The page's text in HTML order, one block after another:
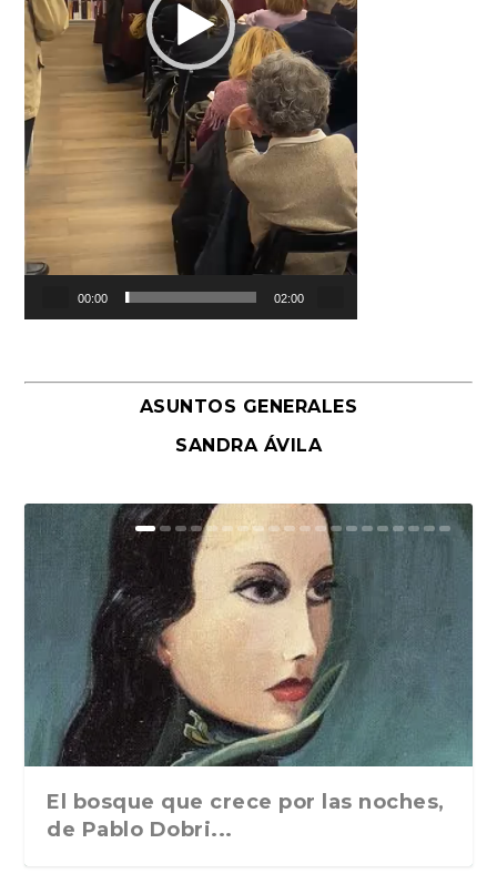
00:00 02:00
ASUNTOS GENERALES
SANDRA ÁVILA
El bosque que crece por las noches,
de Pablo Dobri...